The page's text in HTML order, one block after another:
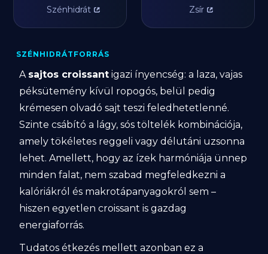
Szénhidrát Zsír
SZÉNHIDRÁTFORRÁS
A sajtos croissant igazi ínyencség: a laza, vajas
péksütemény kívül ropogós, belül pedig
krémesen olvadó sajt teszi feledhetetlenné.
Szinte csábító a lágy, sós töltelék kombinációja,
amely tökéletes reggeli vagy délutáni uzsonna
lehet. Amellett, hogy az ízek harmóniája ünnep
minden falat, nem szabad megfeledkezni a
kalóriákról és makrotápanyagokról sem –
hiszen egyetlen croissant is gazdag
energiaforrás.
Tudatos étkezés mellett azonban ez a